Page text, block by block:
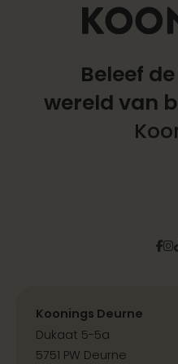
Beleef
wereld van
Koonings Deurne
Dukaat 5-5a
5751 PW Deurne